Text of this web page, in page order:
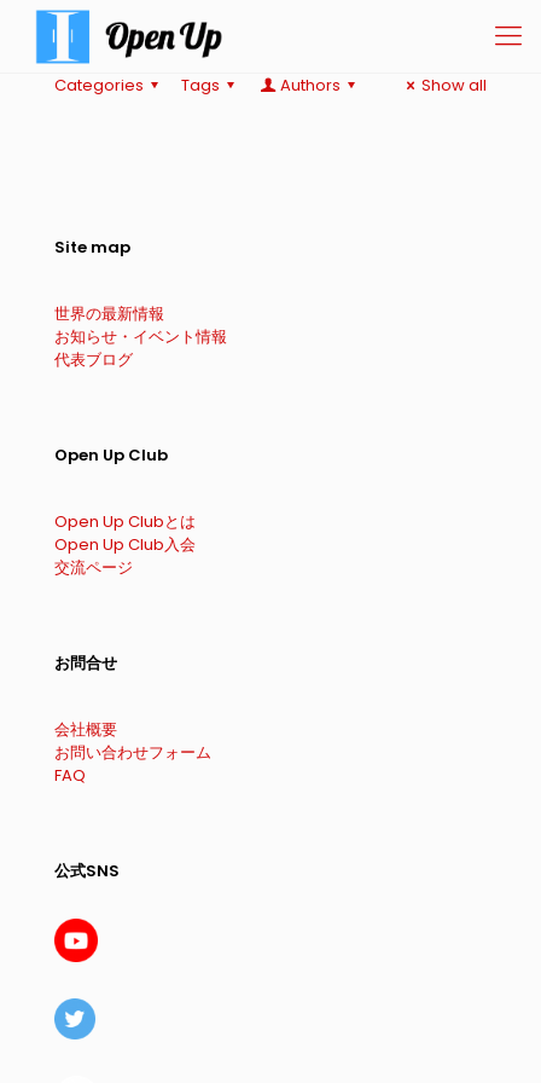
Categories Tags Authors Show all
Site map
世界の最新情報
お知らせ・イベント情報
代表ブログ
Open Up Club
Open Up Clubとは
Open Up Club入会
交流ページ
お問合せ
会社概要
お問い合わせフォーム
FAQ
公式SNS